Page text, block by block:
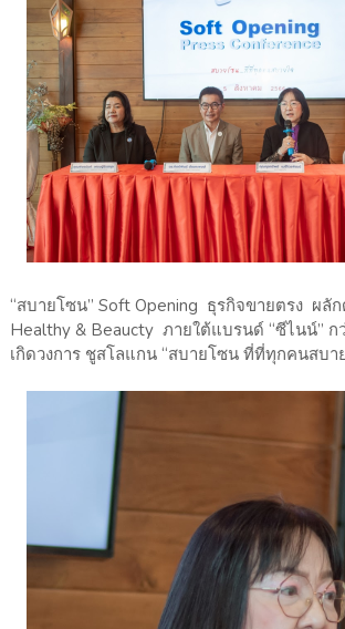
“สบายโซน” Soft Opening ธุรกิจขายตรง ผ
Healthy & Beaucty ภายใต้แบรนด์ “ซีไนน์” ก
เกิดวงการ ชูสโลแกน “สบายโซน ที่ที่ทุกคนสบา